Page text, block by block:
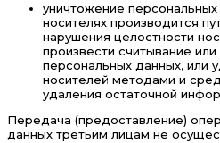
уничтожение
носителях производится
нарушения целостности
произвести считывание
персональных данных, или
носителей методами и
удаления остаточной
Передача (предоставление)
данных третьим лицам не